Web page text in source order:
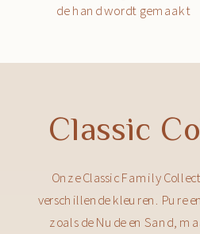
de hand wordt gemaakt
Onze Classic Family
verschillende kleuren. Pure
zoals de Nude en Sand,
Classic